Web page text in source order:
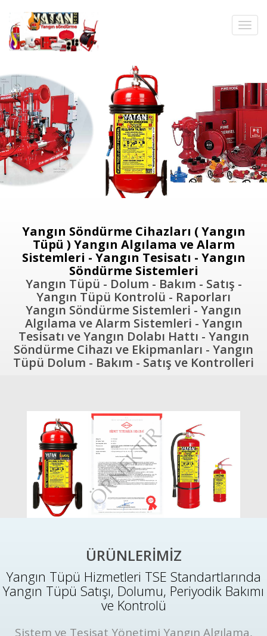
Yangın Söndürme Cihazları ( Yangın
Tüpü ) Yangın Algılama ve Alarm
Sistemleri - Yangın Tesisatı - Yangın
Söndürme Sistemleri
Yangın Tüpü - Dolum - Bakım - Satış -
Yangın Tüpü Kontrolü - Raporları
Yangın Söndürme Sistemleri - Yangın
Algılama ve Alarm Sistemleri - Yangın
Tesisatı ve Yangın Dolabı Hattı - Yangın
Söndürme Cihazı ve Ekipmanları - Yangın
Tüpü Dolum - Bakım - Satış ve Kontrolleri
ÜRÜNLERİMİZ
Yangın Tüpü Hizmetleri TSE Standartlarında
Yangın Tüpü Satışı, Dolumu, Periyodik Bakımı
ve Kontrolü
Sistem ve Tesisat Yönetimi Yangın Algılama,